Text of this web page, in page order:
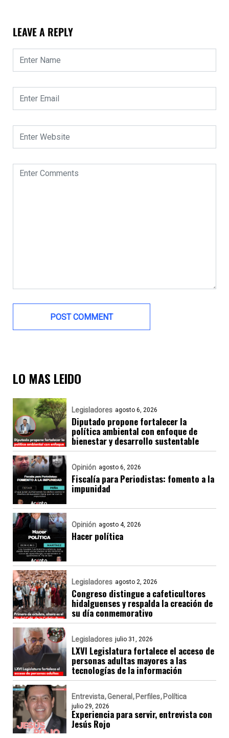
LEAVE A REPLY
LO MAS LEIDO
Legisladores agosto 6, 2026
Diputado propone fortalecer la
política ambiental con enfoque de
bienestar y desarrollo sustentable
Opinión agosto 6, 2026
Fiscalía para Periodistas: fomento a la
impunidad
Opinión agosto 4, 2026
Hacer política
Legisladores agosto 2, 2026
Congreso distingue a cafeticultores
hidalguenses y respalda la creación de
su día conmemorativo
Legisladores julio 31, 2026
LXVI Legislatura fortalece el acceso de
personas adultas mayores a las
tecnologías de la información
Entrevista General Perfiles Política
julio 29, 2026
Experiencia para servir, entrevista con
Jesús Rojo